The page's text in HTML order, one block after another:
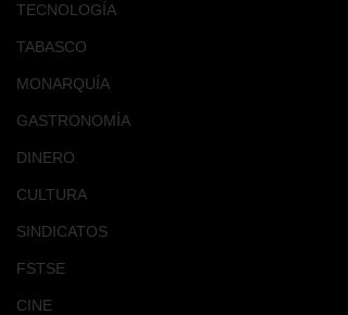
TECNOLOGÍA
TABASCO
MONARQUÍA
GASTRONOMÍA
DINERO
CULTURA
SINDICATOS
FSTSE
CINE